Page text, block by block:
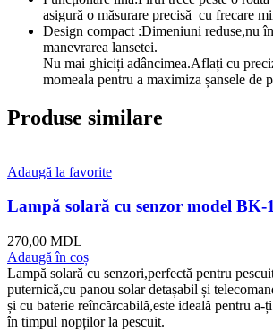
asigură o măsurare precisă cu frecare
Design compact :Dimeniuni reduse,nu
manevrarea lansetei.
Nu mai ghiciți adâncimea.Aflați cu
momeala pentru a maximiza șansele de
Produse similare
Adaugă la favorite
Lampă solară cu senzor model BK-
270,00 MDL
Adaugă în coș
Lampă solară cu senzori,perfectă pentru
puternică,cu panou solar detașabil și
și cu baterie reîncărcabilă,este ideală pentru a-
în timpul nopților la pescuit.